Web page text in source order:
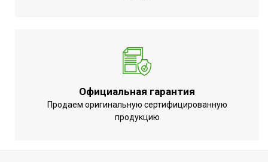
Ступени мощности обогрева, кВт
Страна производства
КНР
Официальная гарантия
Продаем оригинальную сертифицированную
продукцию